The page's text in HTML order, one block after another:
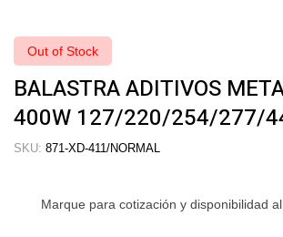
Out of Stock
BALASTRA ADITIVOS
400W 127/220/254/277/
SKU: 871-XD-411/NORMAL
Marque para cotización y disponibilidad